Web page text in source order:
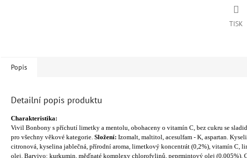
TISK
Popis
Detailní popis produktu
Charakteristika:
Vivil Bonbony s příchutí limetky a mentolu, obohaceny o vitamín C, bez cukru se
pro všechny věkové kategorie. Složení: Izomalt, maltitol, acesulfam - K, aspartan.
citronová, kyselina jablečná, přírodní aroma, limetkový koncentrát (0,2%), vitamín C,
olej. Barvivo: kurkumin, měďnaté komplexy chlorofylinů, peprmintový olej (0,005%).